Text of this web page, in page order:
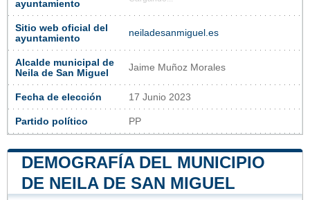
ayuntamiento
Sitio web oficial del
ayuntamiento
neiladesanmiguel.es
Alcalde municipal de
Neila de San Miguel
Jaime Muñoz Morales
Fecha de elección 17 Junio 2023
Partido político PP
DEMOGRAFÍA DEL MUNICIPIO
DE NEILA DE SAN MIGUEL